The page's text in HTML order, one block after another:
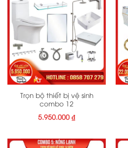
Trọn bộ thiết bị vệ sinh
combo 12
5.950.000 ₫